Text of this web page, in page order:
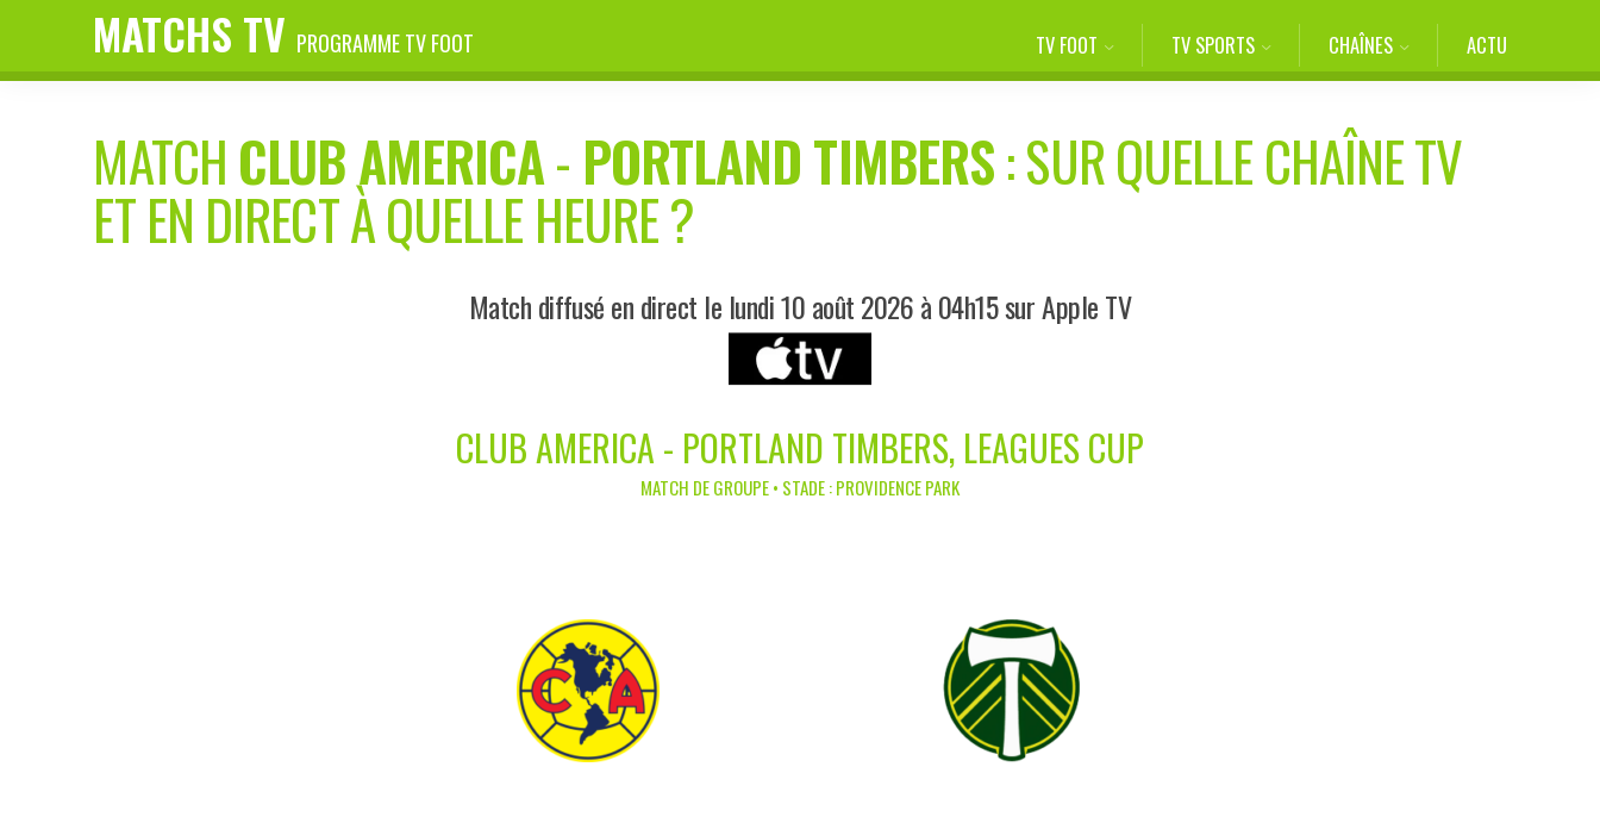
MATCHS TV PROGRAMME TV FOOT TV FOOT TV SPORTS CHAÎNES ACTU
MATCHCLUB AMERICA- PORTLAND TIMBERS: SUR QUELLE CHAÎNE TV
ET EN DIRECT À QUELLE HEURE ?
Match diffusé en direct le lundi 10 août 2026 à 04h15 sur Apple TV
CLUB AMERICA - PORTLAND TIMBERS, LEAGUES CUP
MATCH DE GROUPE • STADE : PROVIDENCE PARK